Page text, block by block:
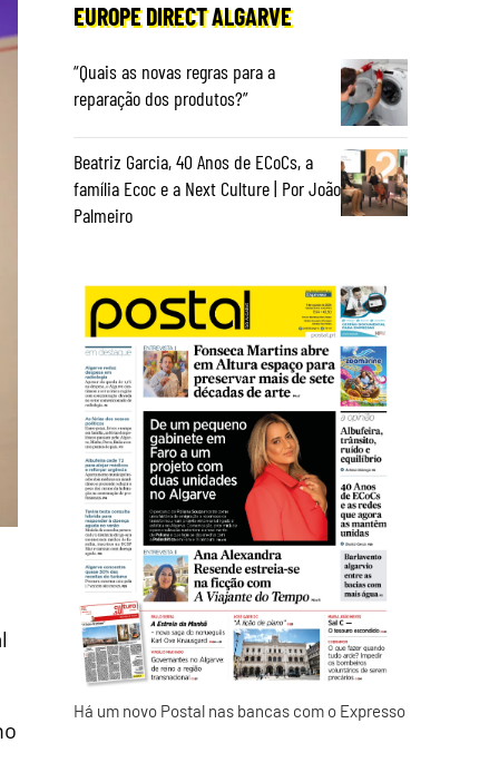
EUROPE DIRECT ALGARVE
“Quais as novas regras para a
reparação dos produtos?”
Beatriz Garcia, 40 Anos de ECoCs, a
família Ecoc e a Next Culture | Por João
Palmeiro
Há um novo Postal nas bancas com o Expresso